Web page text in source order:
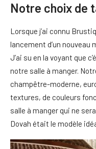
Notre choix de
Lorsque j’ai connu
lancement d’un nouveau
J’ai su en la voyant que
notre salle à manger.
champêtre-moderne,
textures, de couleurs
salle à manger qui ne
Dovah était le modèle